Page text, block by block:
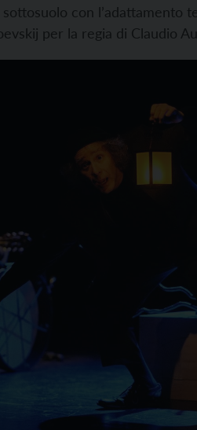
con l’adattamento
per la regia di Claudio